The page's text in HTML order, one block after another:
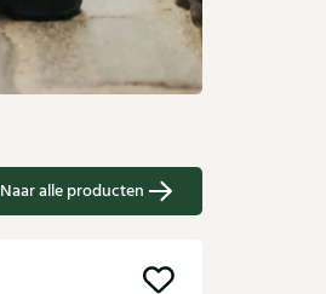
Naar alle producten